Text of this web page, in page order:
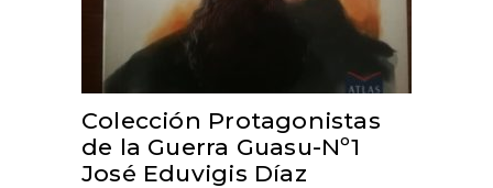
Colección Protagonistas
de la Guerra Guasu-Nº1
José Eduvigis Díaz